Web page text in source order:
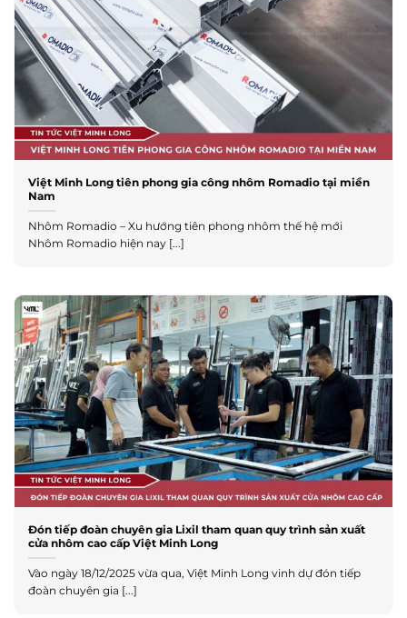
Việt Minh Long tiên phong gia công nhôm Romadio tại miền
Nam
Nhôm Romadio – Xu hướng tiên phong nhôm thế hệ mới
Nhôm Romadio hiện nay [...]
Đón tiếp đoàn chuyên gia Lixil tham quan quy trình sản xuất
cửa nhôm cao cấp Việt Minh Long
Vào ngày 18/12/2025 vừa qua, Việt Minh Long vinh dự đón tiếp
đoàn chuyên gia [...]